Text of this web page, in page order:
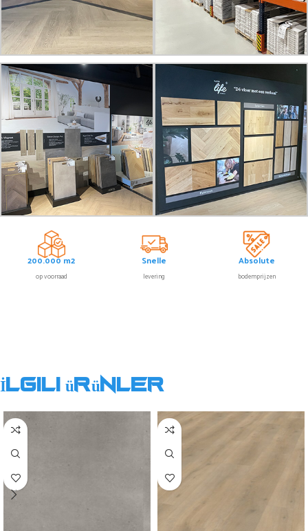
200.000 m2
op voorraad
Snelle
levering
Absolute
bodemprijzen
İlgili ürünler